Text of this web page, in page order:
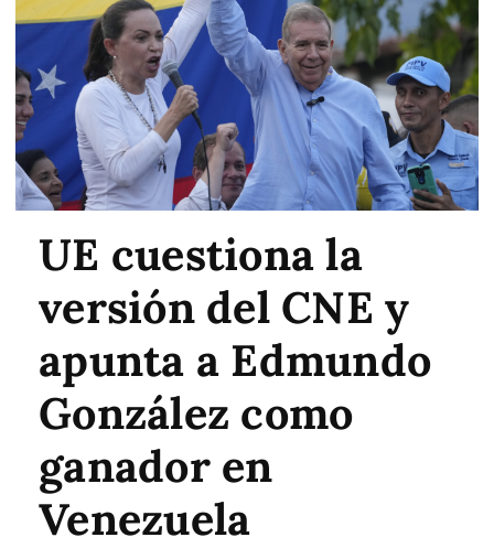
UE cuestiona la
versión del CNE y
apunta a Edmundo
González como
ganador en
Venezuela